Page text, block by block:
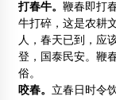
打春牛。 鞭春即打
牛打碎，这是农耕
人，春天已到，应
登，国泰民安。鞭
俗。
咬春。 立春日时令